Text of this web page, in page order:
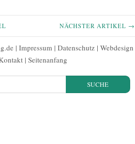
NÄCHSTER ARTIKEL →
| Impressum | Datenschutz | Webdesign
| Seitenanfang
SUCHE